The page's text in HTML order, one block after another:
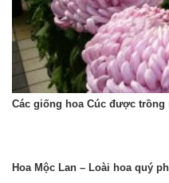
Các giống hoa Cúc được trồng
Hoa Mộc Lan – Loài hoa quý